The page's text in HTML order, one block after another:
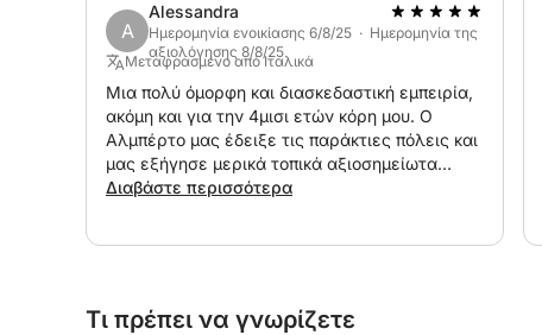
A
Alessandra
Ημερομηνία ενοικίασης 6/8/25 · Ημερομηνία της
αξιολόγησης 8/8/25
Μεταφρασμένο από Ιταλικά
Μια πολύ όμορφη και διασκεδαστική εμπειρία,
ακόμη και για την 4μισι ετών κόρη μου. Ο
Αλμπέρτο μας έδειξε τις παράκτιες πόλεις και
μας εξήγησε μερικά τοπικά αξιοσημείωτα
αξιοθέατα.
Διαβάστε περισσότερα
Τι πρέπει να γνωρίζετε